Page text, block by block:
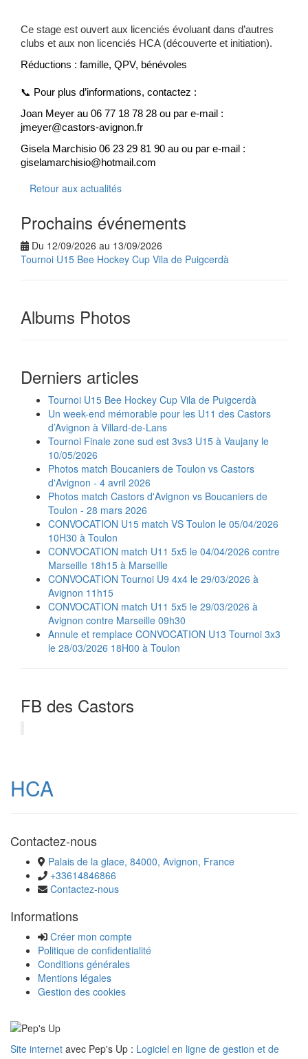
Ce stage est ouvert aux licenciés évoluant dans d’autres
clubs et aux non licenciés HCA (découverte et initiation).
Réductions : famille, QPV, bénévoles
📞 Pour plus d’informations, contactez :
Joan Meyer au 06 77 18 78 28 ou par e-mail :
jmeyer@castors-avignon.fr
Gisela Marchisio 06 23 29 81 90 au ou par e-mail :
giselamarchisio@hotmail.com
Retour aux actualités
Prochains événements
Du 12/09/2026 au 13/09/2026
Tournoi U15 Bee Hockey Cup Vila de Puigcerdà
Albums Photos
Derniers articles
Tournoi U15 Bee Hockey Cup Vila de Puigcerdà
Un week-end mémorable pour les U11 des Castors
d’Avignon à Villard-de-Lans
Tournoi Finale zone sud est 3vs3 U15 à Vaujany le
10/05/2026
Photos match Boucaniers de Toulon vs Castors
d'Avignon - 4 avril 2026
Photos match Castors d'Avignon vs Boucaniers de
Toulon - 28 mars 2026
CONVOCATION U15 match VS Toulon le 05/04/2026
10H30 à Toulon
CONVOCATION match U11 5x5 le 04/04/2026 contre
Marseille 18h15 à Marseille
CONVOCATION Tournoi U9 4x4 le 29/03/2026 à
Avignon 11h15
CONVOCATION match U11 5x5 le 29/03/2026 à
Avignon contre Marseille 09h30
Annule et remplace CONVOCATION U13 Tournoi 3x3
le 28/03/2026 18H00 à Toulon
FB des Castors
HCA
Contactez-nous
Palais de la glace, 84000, Avignon, France
+33614846866
Contactez-nous
Informations
Créer mon compte
Politique de confidentialité
Conditions générales
Mentions légales
Gestion des cookies
Site internet avec Pep's Up : Logiciel en ligne de gestion et de